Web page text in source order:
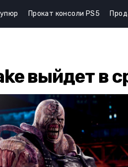
Прокат консоли PS5
выйдет в